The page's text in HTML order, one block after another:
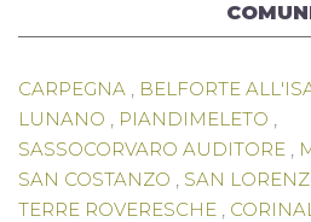
CARPEGNA , BELFORTE
LUNANO , PIANDIMELETO ,
SASSOCORVARO AUDITORE ,
SAN COSTANZO , SAN
TERRE ROVERESCHE ,